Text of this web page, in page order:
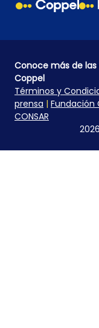
Conoce más de
Coppel
Términos y
prensa | Fundación
CONSAR